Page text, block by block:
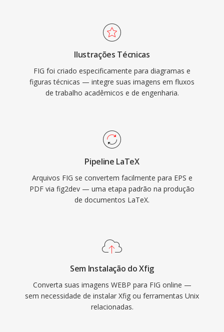
Ilustrações Técnicas
FIG foi criado especificamente para diagramas e
figuras técnicas — integre suas imagens em fluxos
de trabalho acadêmicos e de engenharia.
Pipeline LaTeX
Arquivos FIG se convertem facilmente para EPS e
PDF via fig2dev — uma etapa padrão na produção
de documentos LaTeX.
Sem Instalação do Xfig
Converta suas imagens WEBP para FIG online —
sem necessidade de instalar Xfig ou ferramentas Unix
relacionadas.